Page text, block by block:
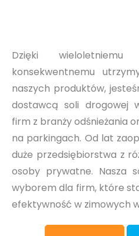
Dzięki wieloletniemu
konsekwentnemu
naszych produktów,
dostawcą soli drogowej
firm z branży odśnieżania
na parkingach. Od lat
duże przedsiębiorstwa z
osoby prywatne. Nasza
wyborem dla firm, które
efektywność w zimowych